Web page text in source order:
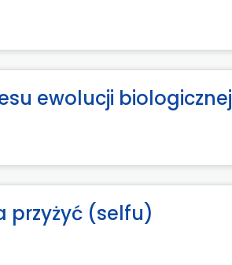
ewolucji biologicznej
przyżyć (selfu)